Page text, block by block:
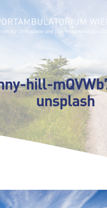
hill-
unsplash